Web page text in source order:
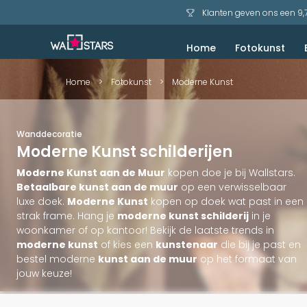
Klanten geven ons een
Home Fotokunst
Home > Fotokunst > Moderne Kunst
Wanddecoratie
Moderne Kunst schilderijen
Moderne Kunst aan de Muur kopen doe je bij Wallstars.
Betaalbare kunst aan de muur op een verwisselbaar
luxe doek. Moderne Kunst kopen op doek wat past in een
strak frame. Hang je moderne kunst schilderij in je
woonkamer of op kantoor! Bekijk de laatste trends in
moderne kunst of kies een kunstenaar die bij je past en
bestel moderne kunst aan de muur op het formaat van
jouw keuze!